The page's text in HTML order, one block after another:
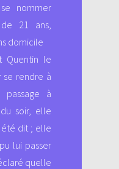
nommer
21 ans,
domicile
Quentin le
rendre à
à
soir, elle
dit ; elle
lui passer
quelle